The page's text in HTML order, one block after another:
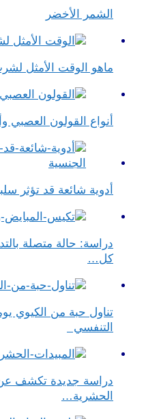
الشمر الأخضر
ماهو الوقت الأمثل
أنواع القولون
أدوية شائعة قد تؤثر
دراسة: حالة متصلة
كل…
تناول حبة من الكيوي
التنفسي
دراسة جديدة تكشف عن
الحشرية…